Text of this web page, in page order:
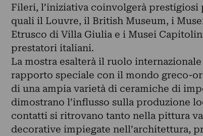
Fileri, l’iniziativa coinvolgerà
quali il Louvre, il British Museum, i
Etrusco di Villa Giulia e i Musei
prestatori italiani.
La mostra esalterà il ruolo
rapporto speciale con il mondo greco-
di una ampia varietà di ceramiche di
dimostrano l’influsso sulla produzione
contatti si ritrovano tanto nella pittura
decorative impiegate nell’architettura,